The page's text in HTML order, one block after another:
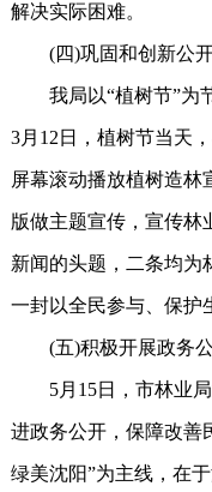
解决实际困难。
(四)巩固和创新公
我局以“植树节”为节
3月12日，植树节当天
屏幕滚动播放植树造林
版做主题宣传，宣传林
新闻的头题，二条均为
一封以全民参与、保护
(五)积极开展政务公
5月15日，市林业局
进政务公开，保障改善
绿美沈阳”为主线，在